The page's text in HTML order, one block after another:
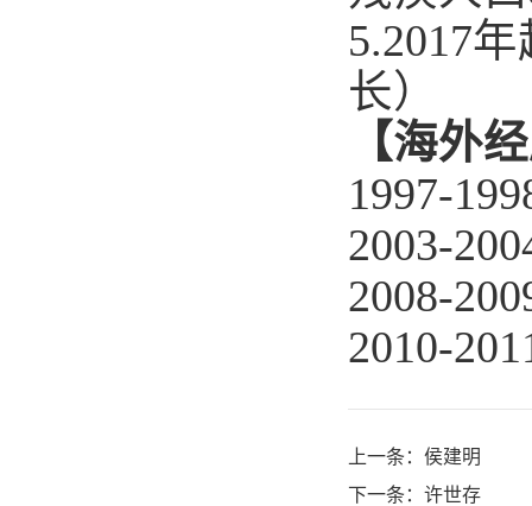
5.2017年
长）
【海外
1997-
2003-
2008-
2010-
上一条： 侯建明
下一条： 许世存